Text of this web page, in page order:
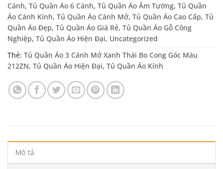
Cánh, Tủ Quần Áo 6 Cánh, Tủ Quần Áo Âm Tường, Tủ Quần
Áo Cánh Kính, Tủ Quần Áo Cánh Mở, Tủ Quần Áo Cao Cấp, Tủ
Quần Áo Đẹp, Tủ Quần Áo Giá Rẻ, Tủ Quần Áo Gỗ Công
Nghiệp, Tủ Quần Áo Hiện Đại, Uncategorized
Thẻ: Tủ Quần Áo 3 Cánh Mở Xanh Thái Bo Cong Góc Màu
212ZN, Tủ Quần Áo Hiện Đại, Tủ Quần Áo Kính
Mô tả